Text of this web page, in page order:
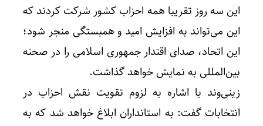
این سه روز تقریبا همه احزاب کشور شرکت کردند که
این می‌تواند به افزایش امید و همبستگی منجر شود؛
این اتحاد، صدای اقتدار جمهوری اسلامی را در صحنه
بین‌المللی به نمایش خواهد گذاشت.
زینی‌وند با اشاره به لزوم تقویت نقش احزاب در
انتخابات گفت: به استانداران ابلاغ خواهد شد که به